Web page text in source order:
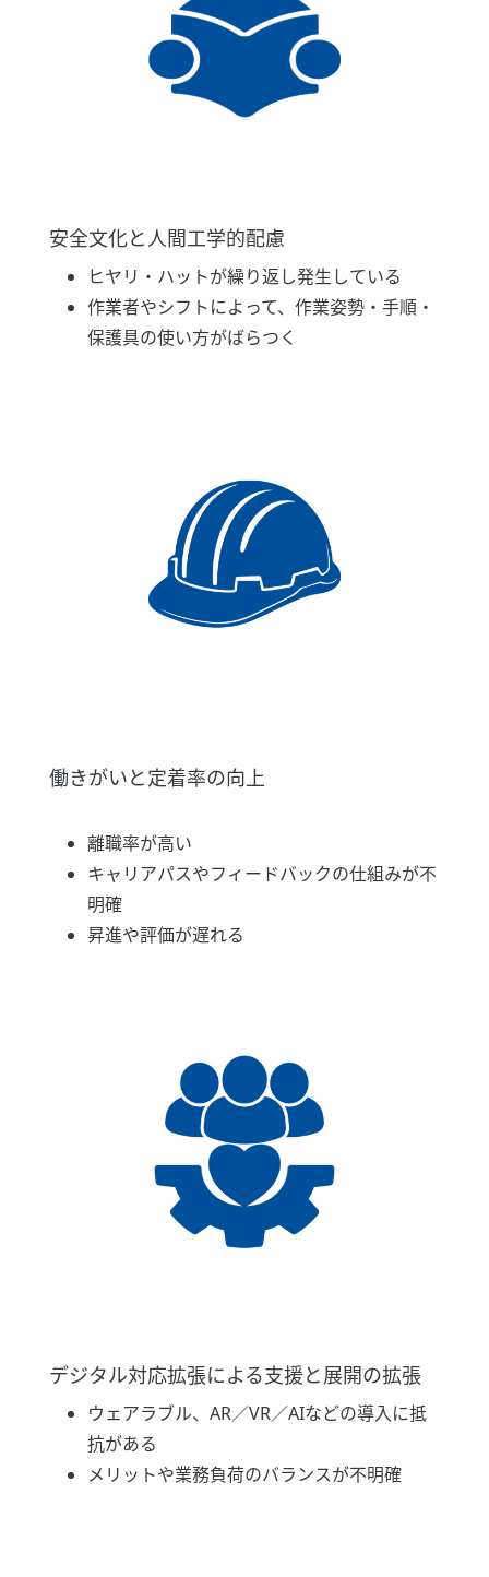
安全文化と人間工学的配慮
ヒヤリ・ハットが繰り返し発生している
作業者やシフトによって、作業姿勢・手順・
保護具の使い方がばらつく
働きがいと定着率の向上
離職率が高い
キャリアパスやフィードバックの仕組みが不
明確
昇進や評価が遅れる
デジタル対応拡張による支援と展開の拡張
ウェアラブル、AR／VR／AIなどの導入に抵
抗がある
メリットや業務負荷のバランスが不明確